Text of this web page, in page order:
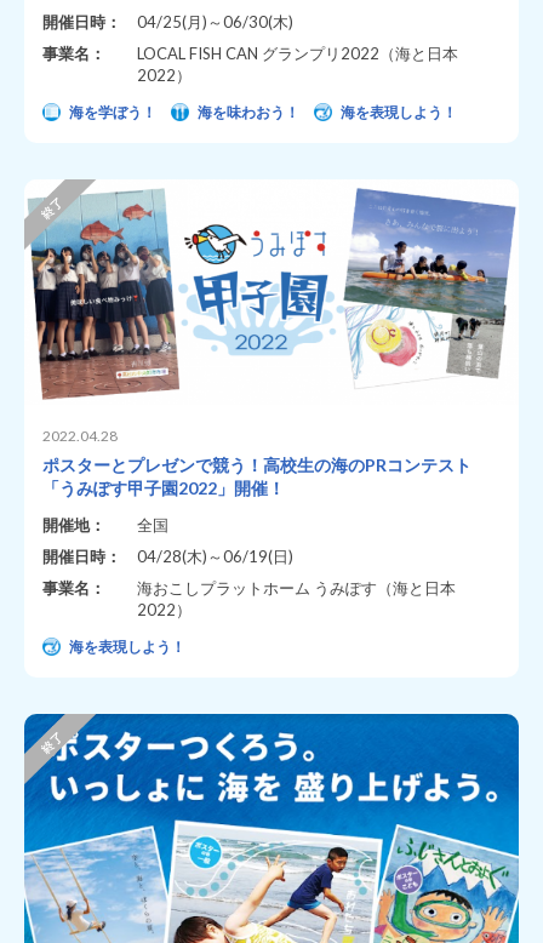
開催日時：
04/25(月)～06/30(木)
事業名：
LOCAL FISH CAN グランプリ2022（海と日本
2022）
海を学ぼう！ 海を味わおう！ 海を表現しよう！
2022.04.28
ポスターとプレゼンで競う！高校生の海のPRコンテスト
「うみぽす甲子園2022」開催！
開催地：
全国
開催日時：
04/28(木)～06/19(日)
事業名：
海おこしプラットホーム うみぽす（海と日本
2022）
海を表現しよう！